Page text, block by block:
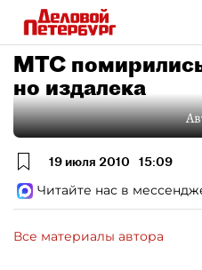
МТС
но издалека
19 июля 2010 15:09
Читайте нас в
Все материалы автора